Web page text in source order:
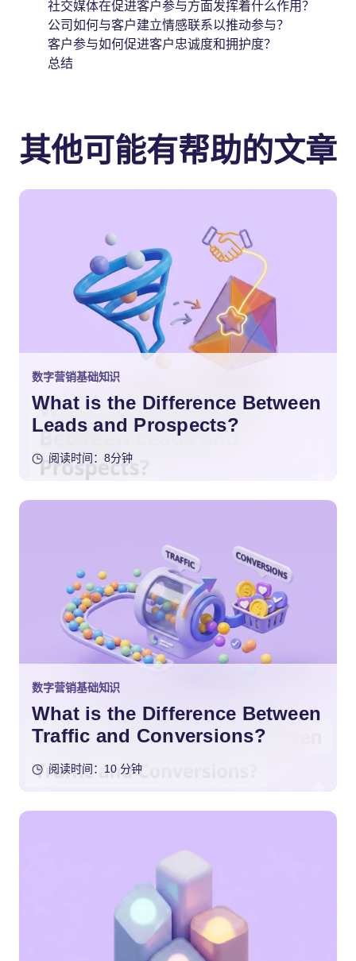
社交媒体在促进客户参与方面发挥着什么作用？
公司如何与客户建立情感联系以推动参与？
客户参与如何促进客户忠诚度和拥护度？
总结
其他可能有帮助的文章
数字营销基础知识
What is the Difference Between
Leads and Prospects?
阅读时间：8分钟
数字营销基础知识
What is the Difference Between
Traffic and Conversions?
阅读时间：10 分钟